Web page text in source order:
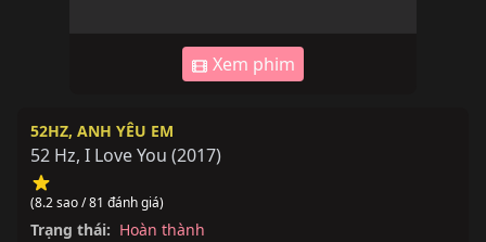
Xem phim
52HZ, ANH YÊU EM
52 Hz, I Love You (2017)
(8.2 sao / 81 đánh giá)
Trạng thái: Hoàn thành